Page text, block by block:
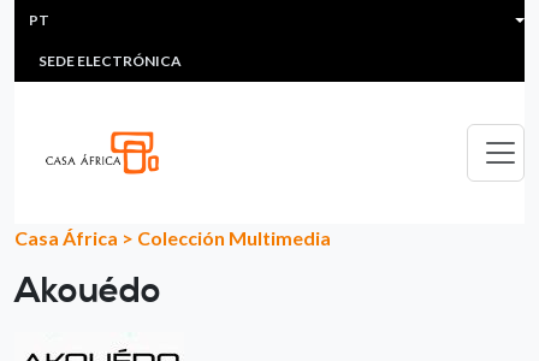
Passar para o conteúdo principal
HEADER MENU
MULTIMEDIA
SEDE ELECTRÓNICA
PT
Casa África > Colección Multimedia
Akouédo